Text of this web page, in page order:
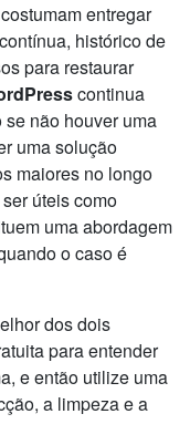
entregar
histórico de
para restaurar
continua
não houver uma
uma solução
maiores no longo
úteis como
uma abordagem
o caso é
dos dois
para entender
e então utilize uma
a limpeza e a